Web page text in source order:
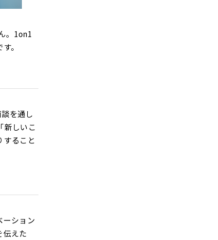
。1on1
。
を通し
新しいこ
ること
ーション
伝えた